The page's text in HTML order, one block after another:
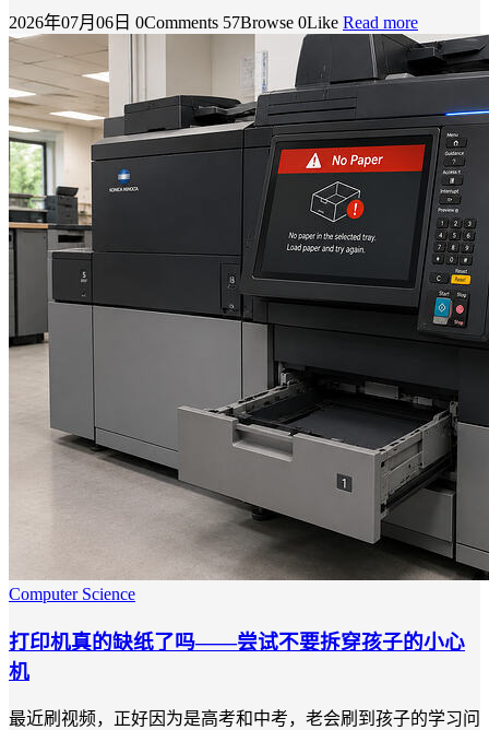
2026年07月06日 0Comments 57Browse 0Like Read more
Computer Science
打印机真的缺纸了吗——尝试不要拆穿孩子的小心
机
最近刷视频，正好因为是高考和中考，老会刷到孩子的学习问